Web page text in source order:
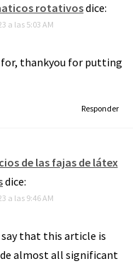
rotativosdice:
a las 5:03 AM
thankyou for putting
Responder
de las fajas de látex
dice:
a las 9:46 AM
that this article is
almost all significant